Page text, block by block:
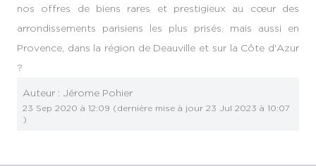
nos offres de biens rares et prestigieux au cœur des
arrondissements parisiens les plus prisés, mais aussi en
Provence, dans la région de Deauville et sur la Côte d'Azur
?
Auteur : Jérome Pohier
23 Sep 2020 à 12:09 (dernière mise à jour 23 Jul 2023 à 10:07
)